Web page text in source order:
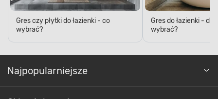
Trwałość na lata
Jeśli zależy Ci na trwałym i odpornym
wykończeniu, to gres szkliwiony jest doskonałym
rozwiązaniem. Sprawdzi się on zarówno
że produkt jest wytrzymały i odporny na
Gres czy płytki do łazienki - co
wybrać?
Gres do łazienki -
wybrać?
Najpopularniejsze